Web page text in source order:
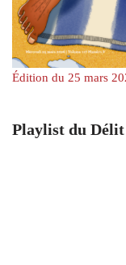
Édition du 25 mars
Playlist du